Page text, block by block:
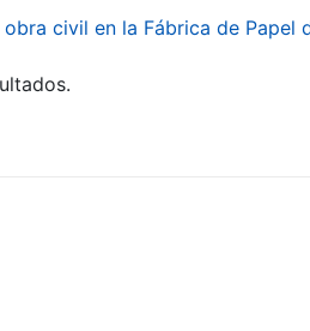
civil en la Fábrica de Papel